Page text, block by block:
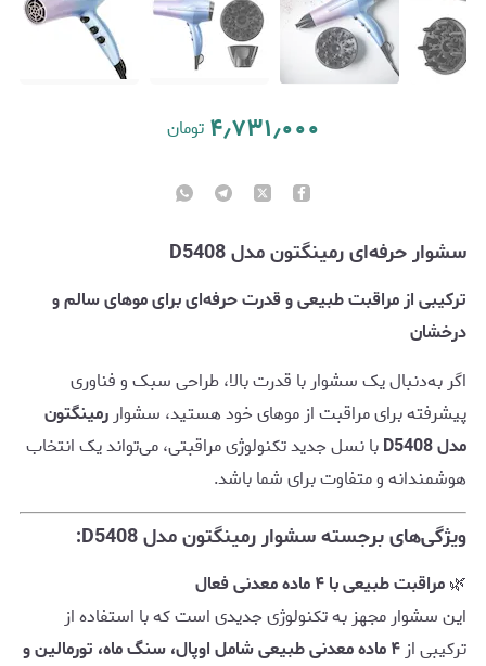
۴٫۷۳۱٫۰۰۰ تومان
سشوار حرفه‌ای رمینگتون مدل D5408
ترکیبی از مراقبت طبیعی و قدرت حرفه‌ای برای موهای سالم و
درخشان
اگر به‌دنبال یک سشوار با قدرت بالا، طراحی سبک و فناوری
پیشرفته برای مراقبت از موهای خود هستید، سشوار رمینگتون
مدل D5408
با نسل جدید تکنولوژی مراقبتی، می‌تواند یک انتخاب
هوشمندانه و متفاوت برای شما باشد.
ویژگی‌های برجسته سشوار رمینگتون مدل D5408:
🌿مراقبت طبیعی با ۴ ماده معدنی فعال
این سشوار مجهز به تکنولوژی جدیدی است که با استفاده از
ترکیبی از
۴ ماده معدنی طبیعی شامل اوپال، سنگ ماه، تورمالین و